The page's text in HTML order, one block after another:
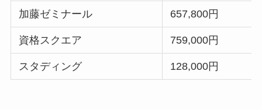
加藤ゼミナール 657,800円
資格スクエア 759,000円
スタディング 128,000円